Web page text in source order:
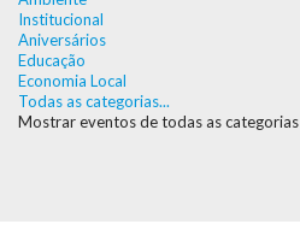
Institucional
Aniversários
Educação
Economia Local
Todas as categorias...
Mostrar eventos de todas as categorias